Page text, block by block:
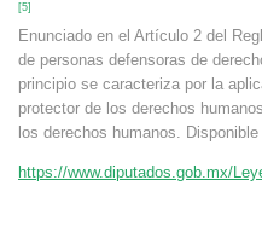
[5]
Enunciado en el Artículo 2 del
de personas defensoras de
principio se caracteriza por la
protector de los derechos
los derechos humanos. Disponible
https://www.diputados.gob.mx/